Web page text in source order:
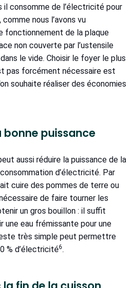
consomme de l’électricité pour
nous l’avons vu
fonctionnement de la plaque
non couverte par l’ustensile
le vide. Choisir le foyer le plus
pas forcément nécessaire est
souhaite réaliser des économies
bonne puissance
aussi réduire la puissance de la
d’électricité. Par
cuire des pommes de terre ou
de faire tourner les
un gros bouillon : il suffit
une eau frémissante pour une
très simple peut permettre
% d’électricité6.